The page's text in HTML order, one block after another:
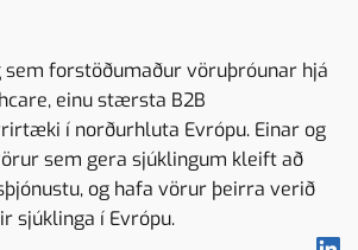
sem forstöðumaður vöruþróunar hjá
einu stærsta B2B
í norðurhluta Evrópu. Einar og
sem gera sjúklingum kleift að
og hafa vörur þeirra verið
sjúklinga í Evrópu.